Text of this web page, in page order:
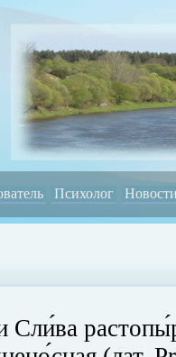
Психолог
Сли́ва